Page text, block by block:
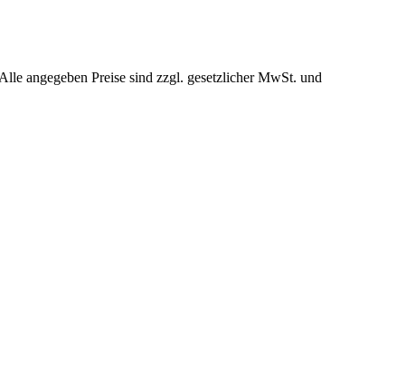
angegeben Preise sind zzgl. gesetzlicher MwSt. und